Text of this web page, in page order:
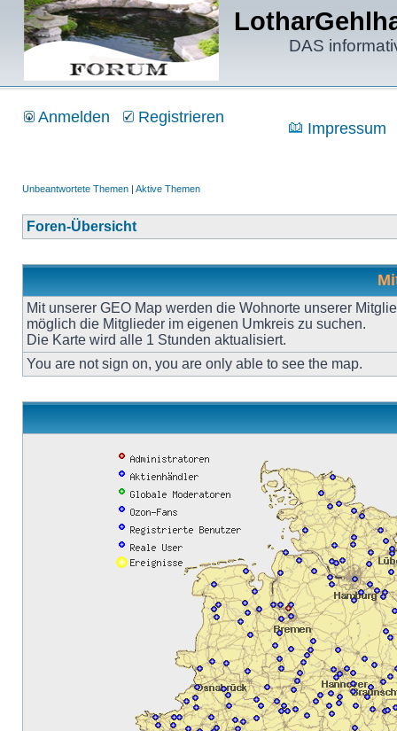
DAS
Anmelden Registrieren
Impressum
Unbeantwortete Themen | Aktive Themen
Foren-Übersicht
Mit unserer GEO Map werden die Wohnorte unserer
möglich die Mitglieder im eigenen Umkreis zu suchen.
Die Karte wird alle 1 Stunden aktualisiert.
You are not sign on, you are only able to see the map.